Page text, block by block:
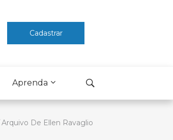
Cadastrar
Aprenda
Arquivo De Ellen Ravaglio